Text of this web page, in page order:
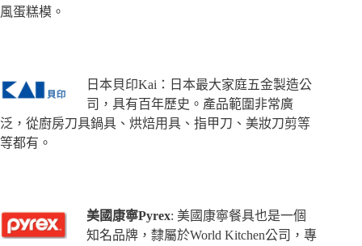
風蛋糕模。
日本貝印Kai：日本最大家庭五金製造公
司，具有百年歷史。產品範圍非常廣
泛，從廚房刀具鍋具、烘焙用具、指甲刀、美妝刀剪等
等都有。
美國康寧Pyrex: 美國康寧餐具也是一個
知名品牌，隸屬於World Kitchen公司，專